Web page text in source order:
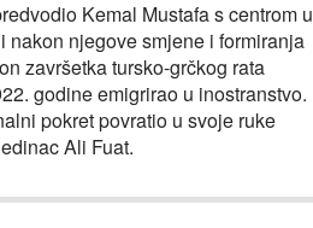
Kemal Mustafa s centrom u
njegove smjene i formiranja
završetka tursko-grčkog rata
godine emigrirao u inostranstvo.
pokret povratio u svoje ruke
Ali Fuat.